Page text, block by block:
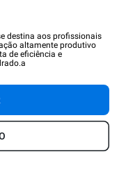
destina aos profissionais
altamente produtivo
de eficiência e